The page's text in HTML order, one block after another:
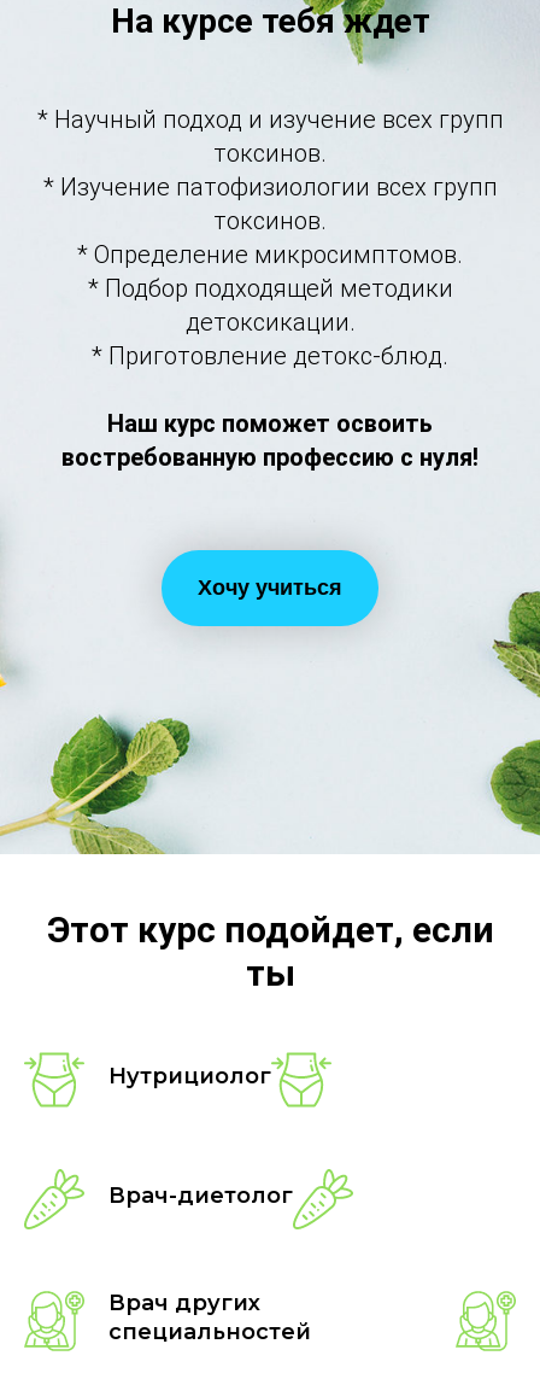
На курсе тебя ждет
* Научный подход и изучение всех групп
токсинов.
* Изучение патофизиологии всех групп
токсинов.
* Определение микросимптомов.
* Подбор подходящей методики
детоксикации.
* Приготовление детокс-блюд.
Наш курс поможет освоить
востребованную профессию с нуля!
Хочу учиться
Этот курс подойдет, если
ты
Нутрициолог
Врач-диетолог
Врач других
специальностей